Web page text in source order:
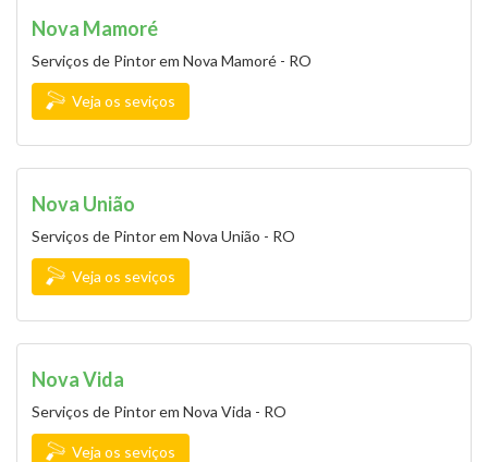
Nova Mamoré
Serviços de Pintor em Nova Mamoré - RO
Veja os seviços
Nova União
Serviços de Pintor em Nova União - RO
Veja os seviços
Nova Vida
Serviços de Pintor em Nova Vida - RO
Veja os seviços